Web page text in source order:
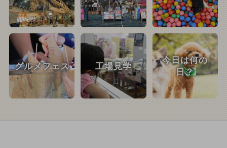
グルメフェス 工場見学
今日は何の
日？